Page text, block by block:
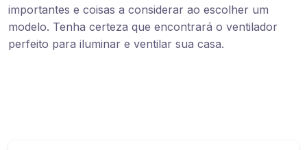
importantes e coisas a considerar ao escolher um
modelo. Tenha certeza que encontrará o ventilador
perfeito para iluminar e ventilar sua casa.